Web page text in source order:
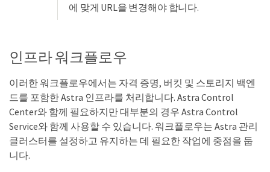
에 맞게 URL을 변경해야 합니다.
인프라 워크플로우
이러한 워크플로우에서는 자격 증명, 버킷 및 스토리지 백엔
드를 포함한 Astra 인프라를 처리합니다. Astra Control
Center와 함께 필요하지만 대부분의 경우 Astra Control
Service와 함께 사용할 수 있습니다. 워크플로우는 Astra 관리
클러스터를 설정하고 유지하는 데 필요한 작업에 중점을 둡
니다.